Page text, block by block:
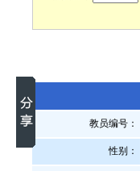
教员编号：
性别：